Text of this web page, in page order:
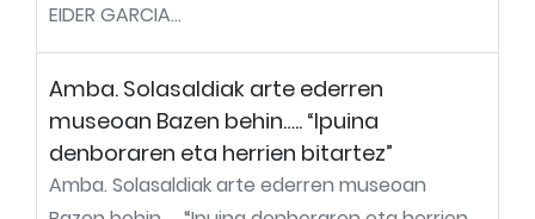
EIDER GARCIA...
Amba. Solasaldiak arte ederren
museoan Bazen behin….. “Ipuina
denboraren eta herrien bitartez”
Amba. Solasaldiak arte ederren museoan